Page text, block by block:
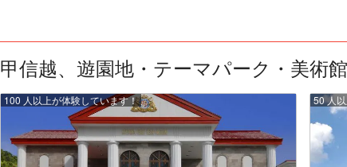
甲信越、遊園地・テーマパーク・美術
100 人以上が体験しています！ 50 人